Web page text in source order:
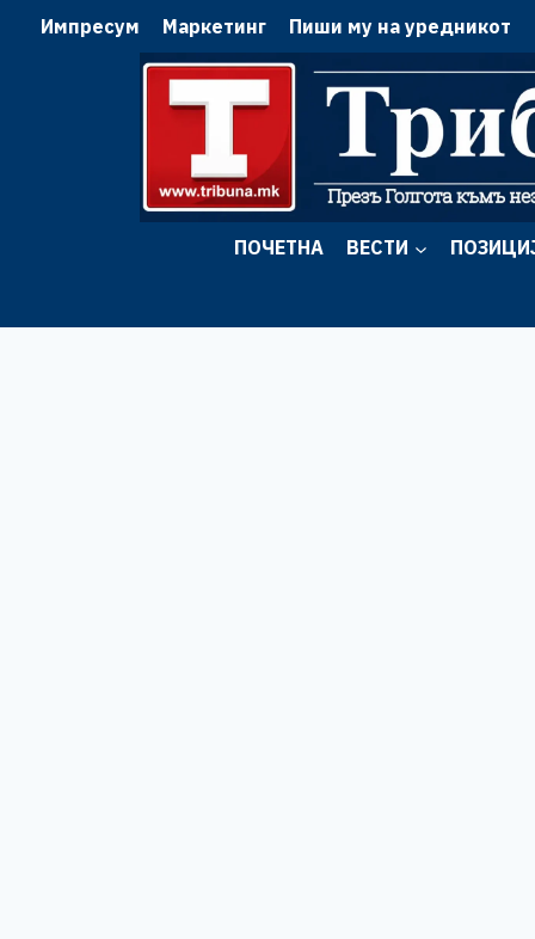
Импресум Маркетинг Пиши му на уредникот
ПОЧЕТНА ВЕСТИ